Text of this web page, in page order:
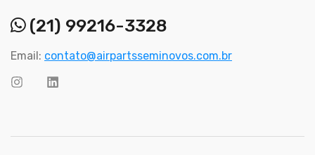
(21) 99216-3328
Email: contato@airpartsseminovos.com.br